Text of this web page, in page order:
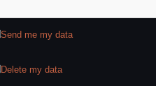
Send me my data
Delete my data